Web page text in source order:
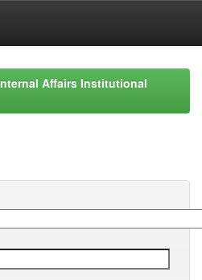
Affairs Institutional